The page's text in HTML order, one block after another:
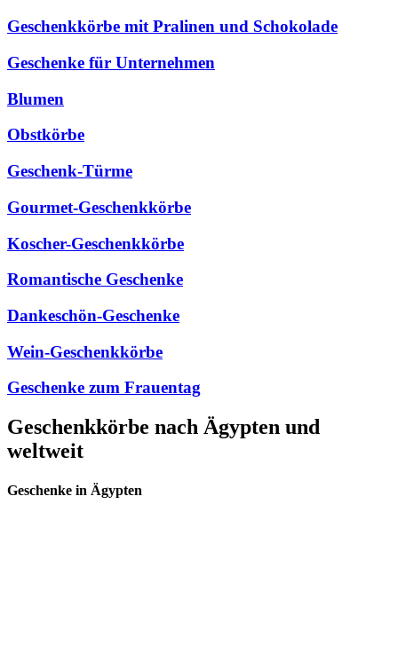
Geschenkkörbe mit Pralinen und Schokolade
Geschenke für Unternehmen
Blumen
Obstkörbe
Geschenk-Türme
Gourmet-Geschenkkörbe
Koscher-Geschenkkörbe
Romantische Geschenke
Dankeschön-Geschenke
Wein-Geschenkkörbe
Geschenke zum Frauentag
Geschenkkörbe nach Ägypten und
weltweit
Geschenke in Ägypten